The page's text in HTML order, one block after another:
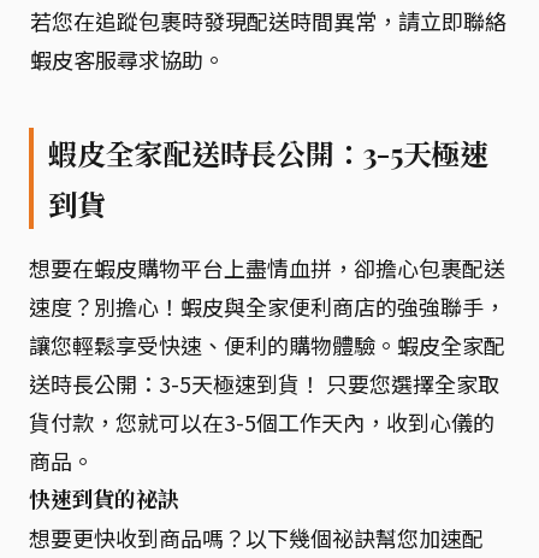
若您在追蹤包裹時發現配送時間異常，請立即聯絡
蝦皮客服尋求協助。
蝦皮全家配送時長公開：3-5天極速
到貨
想要在蝦皮購物平台上盡情血拼，卻擔心包裹配送
速度？別擔心！蝦皮與全家便利商店的強強聯手，
讓您輕鬆享受快速、便利的購物體驗。蝦皮全家配
送時長公開：3-5天極速到貨！ 只要您選擇全家取
貨付款，您就可以在3-5個工作天內，收到心儀的
商品。
快速到貨的祕訣
想要更快收到商品嗎？以下幾個祕訣幫您加速配